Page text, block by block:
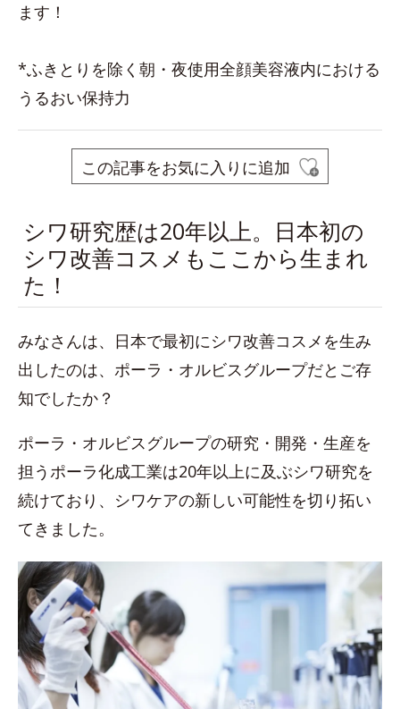
ます！
*ふきとりを除く朝・夜使用全顔美容液内における
うるおい保持力
この記事をお気に入りに追加
シワ研究歴は20年以上。日本初の
シワ改善コスメもここから生まれ
た！
みなさんは、日本で最初にシワ改善コスメを生み
出したのは、ポーラ・オルビスグループだとご存
知でしたか？
ポーラ・オルビスグループの研究・開発・生産を
担うポーラ化成工業は20年以上に及ぶシワ研究を
続けており、シワケアの新しい可能性を切り拓い
てきました。